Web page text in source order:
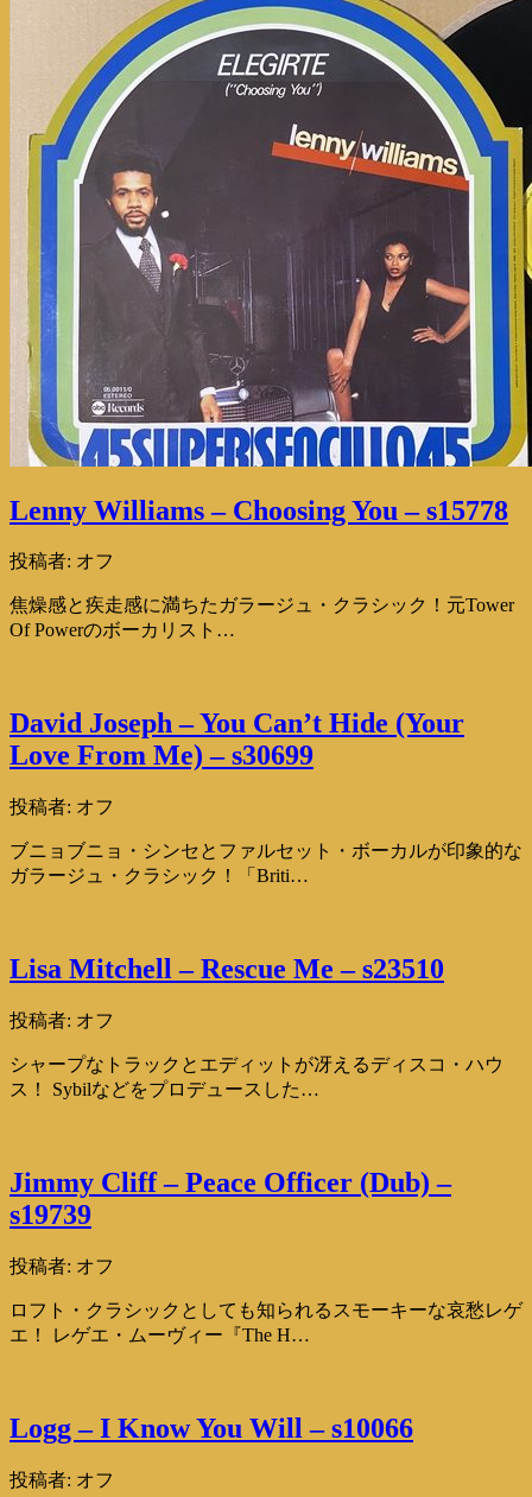
Lenny Williams – Choosing You – s15778
投稿者: オフ
焦燥感と疾走感に満ちたガラージュ・クラシック！元Tower
Of Powerのボーカリスト…
David Joseph – You Can’t Hide (Your
Love From Me) – s30699
投稿者: オフ
ブニョブニョ・シンセとファルセット・ボーカルが印象的な
ガラージュ・クラシック！「Briti…
Lisa Mitchell – Rescue Me – s23510
投稿者: オフ
シャープなトラックとエディットが冴えるディスコ・ハウ
ス！ Sybilなどをプロデュースした…
Jimmy Cliff – Peace Officer (Dub) –
s19739
投稿者: オフ
ロフト・クラシックとしても知られるスモーキーな哀愁レゲ
エ！ レゲエ・ムーヴィー『The H…
Logg – I Know You Will – s10066
投稿者: オフ